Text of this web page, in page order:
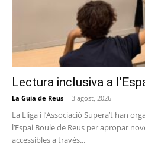
Lectura inclusiva a
La Guia de Reus - 3 agost, 2026
La Lliga i l’Associació Supera’t han
l’Espai Boule de Reus per apropar
accessibles a través...